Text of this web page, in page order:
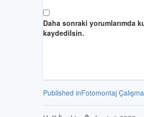
Daha sonraki yorumlarımda
kaydedilsin.
Yazı
gezinmesi
Published inFotomontaj